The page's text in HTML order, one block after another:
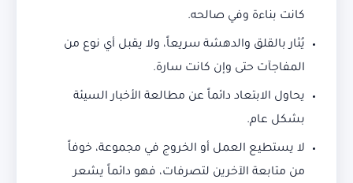
كانت بناءة وفي صالحه.
يُثار بالقلق والدهشة سريعاً، ولا يقبل أي نوع من
المفاجآت حتى وإن كانت سارة.
يحاول الابتعاد دائماً عن مطالعة الأخبار السيئة
بشكل عام.
لا يستطيع العمل أو الخروج في مجموعة، خوفاً
من متابعة الآخرين لتصرفات، فهو دائماً يشعر